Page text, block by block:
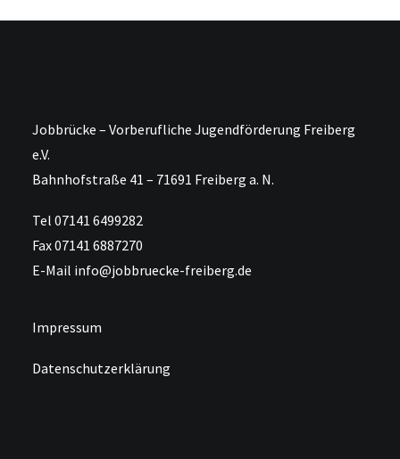
Jobbrücke – Vorberufliche Jugendförderung Freiberg
e.V.
Bahnhofstraße 41 – 71691 Freiberg a. N.
Tel 07141 6499282
Fax 07141 6887270
E-Mail info@jobbruecke-freiberg.de
Impressum
Datenschutzerklärung